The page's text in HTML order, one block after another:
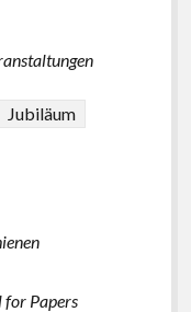
Jubiläum
for Papers